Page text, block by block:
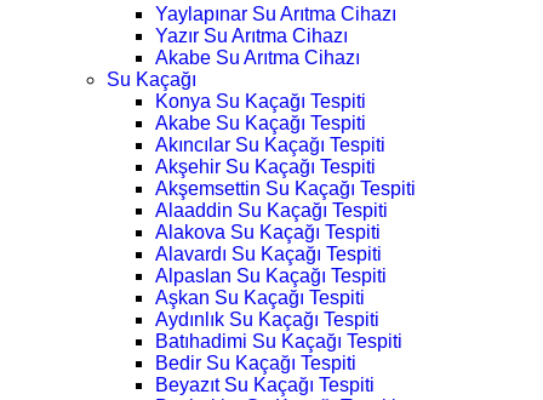
Yaylapınar Su Arıtma Cihazı
Yazır Su Arıtma Cihazı
Akabe Su Arıtma Cihazı
Su Kaçağı
Konya Su Kaçağı Tespiti
Akabe Su Kaçağı Tespiti
Akıncılar Su Kaçağı Tespiti
Akşehir Su Kaçağı Tespiti
Akşemsettin Su Kaçağı Tespiti
Alaaddin Su Kaçağı Tespiti
Alakova Su Kaçağı Tespiti
Alavardı Su Kaçağı Tespiti
Alpaslan Su Kaçağı Tespiti
Aşkan Su Kaçağı Tespiti
Aydınlık Su Kaçağı Tespiti
Batıhadimi Su Kaçağı Tespiti
Bedir Su Kaçağı Tespiti
Beyazıt Su Kaçağı Tespiti